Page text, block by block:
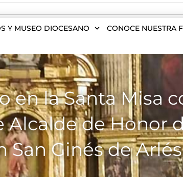
Y MUSEO DIOCESANO CONOCE NUESTRA
en la Santa Misa
de Honor
San Ginés de Arlés